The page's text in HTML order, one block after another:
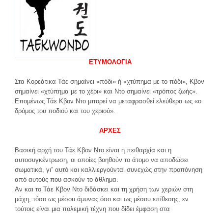
ΕΤΥΜΟΛΟΓΙΑ
Στα Κορεάτικα Τάε σημαίνει «πόδι» ή «χτύπημα με το πόδι», Κβον
σημαίνει «χτύπημα με το χέρι» και Ντο σημαίνει «τρόπος ζωής».
Επομένως Τάε Κβον Ντο μπορεί να μεταφρασθεί ελεύθερα ως «ο
δρόμος του ποδιού και του χεριού».
ΑΡΧΕΣ
Βασική αρχή του Τάε Κβον Ντο είναι η πειθαρχία και η
αυτοσυγκέντρωση, οι οποίες βοηθούν το άτομο να αποδώσει
σωματικά, γι” αυτό και καλλιεργούνται συνεχώς στην προπόνηση
από αυτούς που ασκούν το άθλημα.
Αν και το Τάε Κβον Ντο διδάσκει και τη χρήση των χεριών στη
μάχη, τόσο ως μέσου άμυνας όσο και ως μέσου επίθεσης, εν
τούτοις είναι μια πολεμική τέχνη που δίδει έμφαση στα